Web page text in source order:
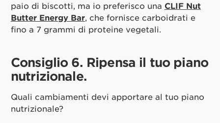
paio di biscotti, ma io preferisco una CLIF Nut
Butter Energy Bar, che fornisce carboidrati e
fino a 7 grammi di proteine vegetali.
Consiglio 6. Ripensa il tuo piano
nutrizionale.
Quali cambiamenti devi apportare al tuo piano
nutrizionale?